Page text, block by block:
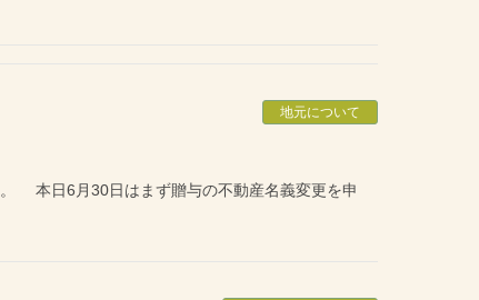
地元について
本日6月30日はまず贈与の不動産名義変更を申